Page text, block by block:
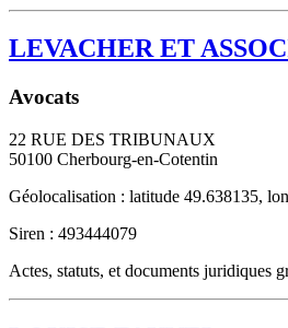
LEVACHER ET
Avocats
22 RUE DES TRIBUNAUX
50100 Cherbourg-en-Cotentin
Géolocalisation : latitude 49.638135,
Siren : 493444079
Actes, statuts, et documents juridiques